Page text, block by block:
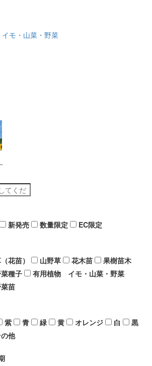
モ・山菜・野菜
新発売 数量限定 EC限定
花苗） 山野草 花木苗
果樹苗木
種子
有用植物 イモ・山菜・野菜
苗
紫 青 緑 黄 オレンジ 白
黒
他